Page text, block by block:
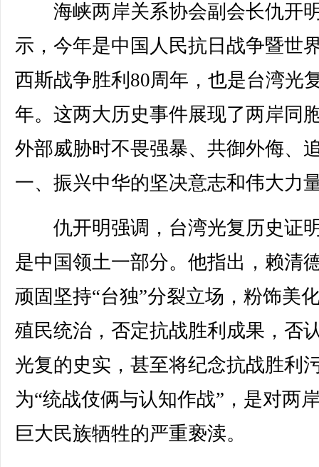
海峡两岸关系协会副会长仇开
示，今年是中国人民抗日战争暨世
西斯战争胜利80周年，也是台湾光
年。这两大历史事件展现了两岸同
外部威胁时不畏强暴、共御外侮、
一、振兴中华的坚决意志和伟大力
仇开明强调，台湾光复历史证
是中国领土一部分。他指出，赖清
顽固坚持“台独”分裂立场，粉饰美
殖民统治，否定抗战胜利成果，否
光复的史实，甚至将纪念抗战胜利
为“统战伎俩与认知作战”，是对两
巨大民族牺牲的严重亵渎。